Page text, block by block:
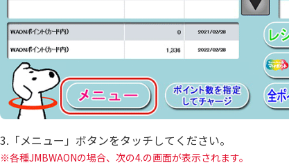
3.「メニュー」ボタンをタッチしてください。
各種JMBWAONの場合、次の4.の画面が表示されます。